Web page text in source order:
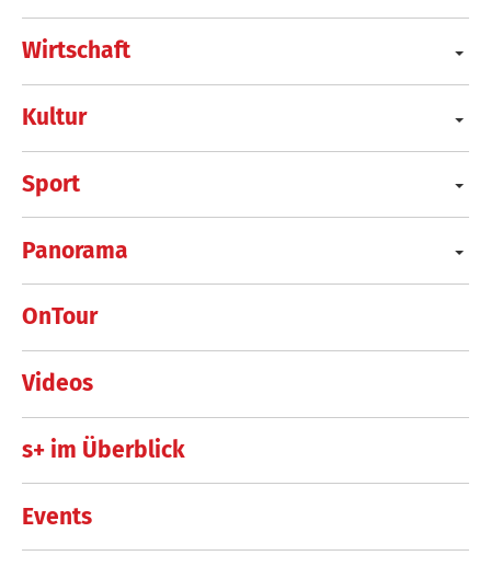
Wirtschaft
Kultur
Sport
Panorama
OnTour
Videos
s+ im Überblick
Events